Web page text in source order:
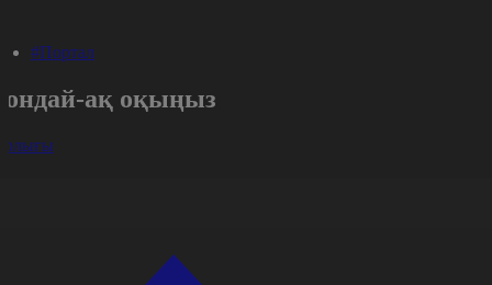
#Портал
ақ оқыңыз